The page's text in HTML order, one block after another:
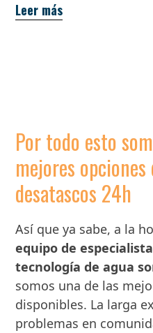
Leer más
Por todo esto
mejores opciones
desatascos 24h
Así que ya sabe, a la
equipo de
tecnología de agua
somos una de las
disponibles. La larga
problemas en